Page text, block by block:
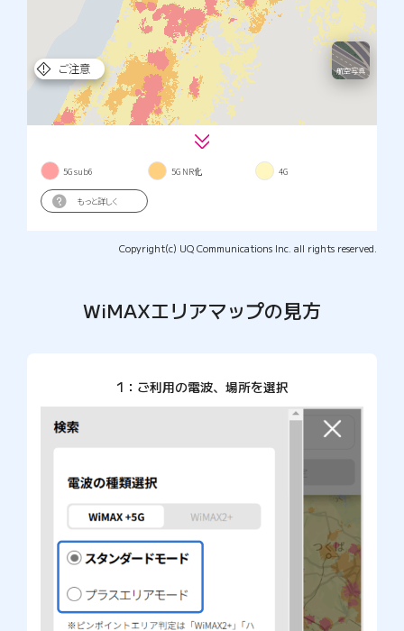
Copyright(c) UQ Communications Inc. all rights reserved.
WiMAXエリアマップの見方
1：ご利用の電波、場所を選択